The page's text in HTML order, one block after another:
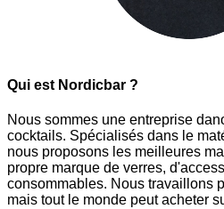
Qui est Nordicbar ?
Nous sommes une entreprise
cocktails. Spécialisés dans le
nous proposons les meilleures
propre marque de verres,
consommables. Nous travaillons
mais tout le monde peut acheter